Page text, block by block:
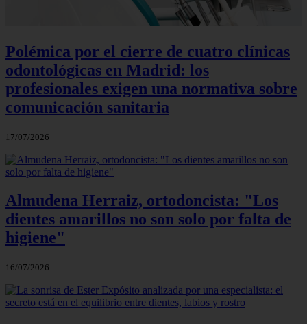
Polémica por el cierre de cuatro clínicas
odontológicas en Madrid: los
profesionales exigen una normativa sobre
comunicación sanitaria
17/07/2026
Almudena Herraiz, ortodoncista: "Los
dientes amarillos no son solo por falta de
higiene"
16/07/2026